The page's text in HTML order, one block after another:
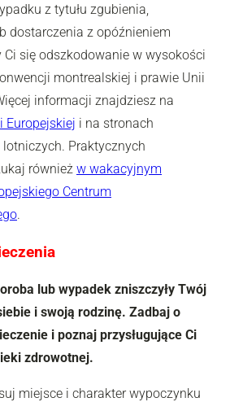
z tytułu zgubienia,
dostarczenia z opóźnieniem
Ci się odszkodowanie w wysokości
montrealskiej i prawie Unii
informacji znajdziesz na
Europejskiej i na stronach
Praktycznych
również w wakacyjnym
Centrum
.
lub wypadek zniszczyły Twój
i swoją rodzinę. Zadbaj o
i poznaj przysługujące Ci
zdrowotnej.
miejsce i charakter wypoczynku